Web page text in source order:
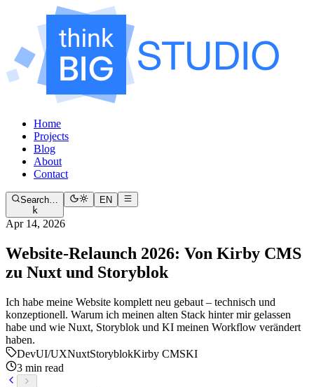
Home
Projects
Blog
About
Contact
Search…
k
EN
Apr 14, 2026
Website-Relaunch 2026: Von Kirby CMS
zu Nuxt und Storyblok
Ich habe meine Website komplett neu gebaut – technisch und
konzeptionell. Warum ich meinen alten Stack hinter mir gelassen
habe und wie Nuxt, Storyblok und KI meinen Workflow verändert
haben.
DevUI/UXNuxtStoryblokKirby CMSKI
3 min read